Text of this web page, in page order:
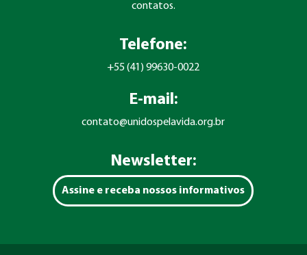
contatos.
Telefone:
+55 (41) 99630-0022
E-mail:
contato@unidospelavida.org.br
Newsletter:
Assine e receba nossos informativos